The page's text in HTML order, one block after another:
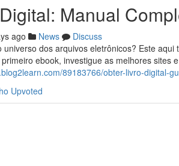
Manual
ago News
Discuss
universo dos arquivos eletrônicos? Este
ebook, investigue as melhores sites
89183766/obter-livro-digital-
Upvoted